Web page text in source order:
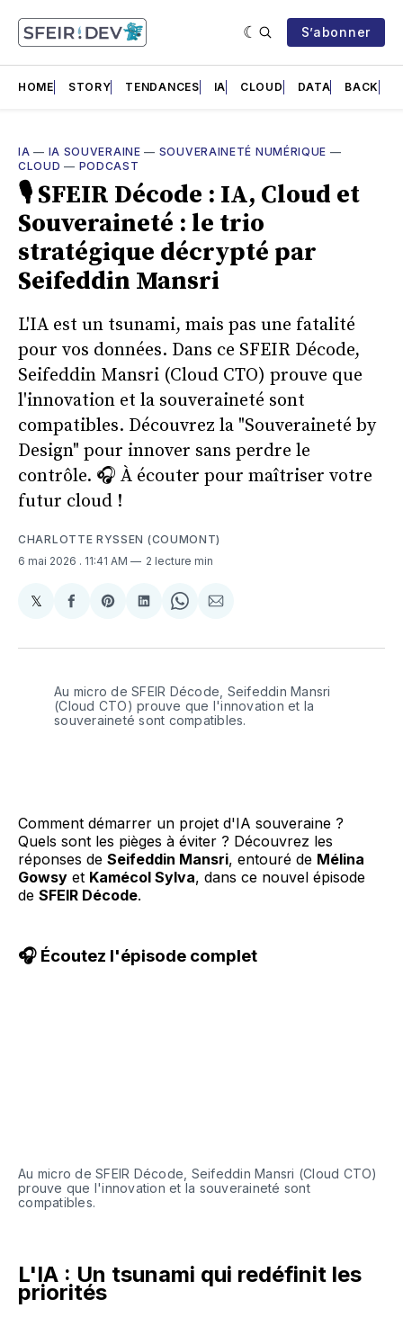
S’abonner
HOME STORY TENDANCES IA CLOUD DATA BACK
IA — IA SOUVERAINE — SOUVERAINETÉ NUMÉRIQUE —
CLOUD — PODCAST
🎙 SFEIR Décode : IA, Cloud et
Souveraineté : le trio
stratégique décrypté par
Seifeddin Mansri
L'IA est un tsunami, mais pas une fatalité
pour vos données. Dans ce SFEIR Décode,
Seifeddin Mansri (Cloud CTO) prouve que
l'innovation et la souveraineté sont
compatibles. Découvrez la "Souveraineté by
Design" pour innover sans perdre le
contrôle. 🎧 À écouter pour maîtriser votre
futur cloud !
CHARLOTTE RYSSEN (COUMONT)
6 mai 2026 . 11:41 AM 2 lecture min
𝕏Share
X
Partager
Facebook
Share
Pinterest
Partager
LinkedIn
Share
WhatsApp
Partager
Courriel
Au micro de SFEIR Décode, Seifeddin Mansri
(Cloud CTO) prouve que l'innovation et la
souveraineté sont compatibles.
Comment démarrer un projet d'IA souveraine ?
Quels sont les pièges à éviter ? Découvrez les
réponses de Seifeddin Mansri, entouré de Mélina
Gowsy et Kamécol Sylva, dans ce nouvel épisode
de SFEIR Décode.
🎧 Écoutez l'épisode complet
Au micro de SFEIR Décode, Seifeddin Mansri (Cloud CTO)
prouve que l'innovation et la souveraineté sont
compatibles.
L'IA : Un tsunami qui redéfinit les
priorités